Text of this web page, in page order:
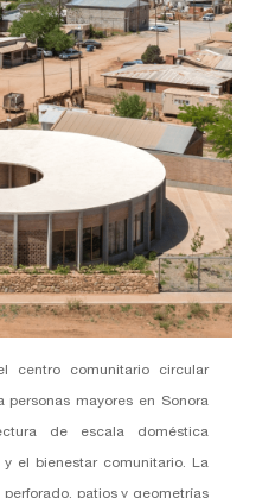
centro comunitario circular
personas mayores en Sonora
de escala doméstica
el bienestar comunitario. La
patios y geometrías